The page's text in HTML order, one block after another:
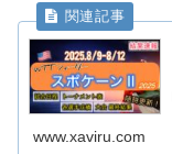
www.xaviru.com